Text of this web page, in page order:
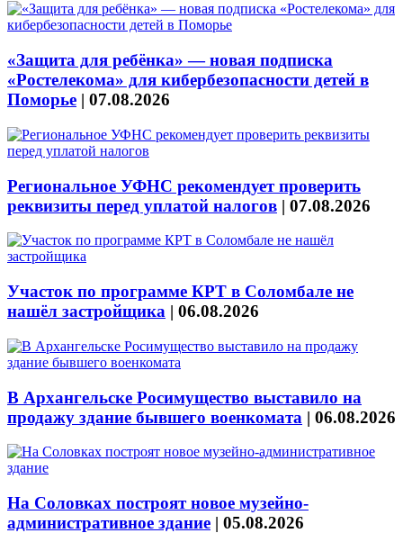
«Защита для ребёнка» — новая подписка
«Ростелекома» для кибербезопасности детей в
Поморье | 07.08.2026
Региональное УФНС рекомендует проверить
реквизиты перед уплатой налогов | 07.08.2026
Участок по программе КРТ в Соломбале не
нашёл застройщика | 06.08.2026
В Архангельске Росимущество выставило на
продажу здание бывшего военкомата | 06.08.2026
На Соловках построят новое музейно-
административное здание | 05.08.2026